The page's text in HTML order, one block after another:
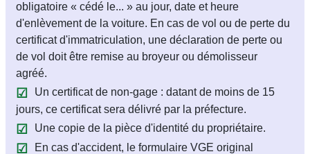
obligatoire « cédé le... » au jour, date et heure
d'enlèvement de la voiture. En cas de vol ou de perte du
certificat d'immatriculation, une déclaration de perte ou
de vol doit être remise au broyeur ou démolisseur
agréé.
Un certificat de non-gage : datant de moins de 15
jours, ce certificat sera délivré par la préfecture.
Une copie de la pièce d'identité du propriétaire.
En cas d'accident, le formulaire VGE original